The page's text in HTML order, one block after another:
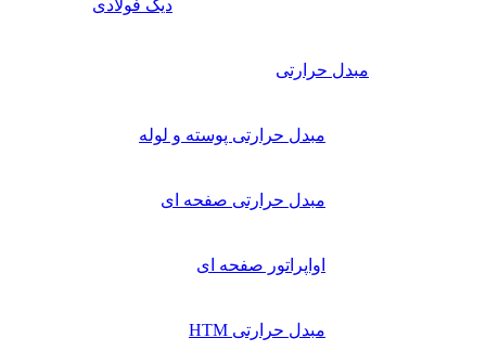
دیگ فولادی
مبدل حرارتی
مبدل حرارتی پوسته و لوله
مبدل حرارتی صفحه ای
اواپراتور صفحه ای
مبدل حرارتی HTM